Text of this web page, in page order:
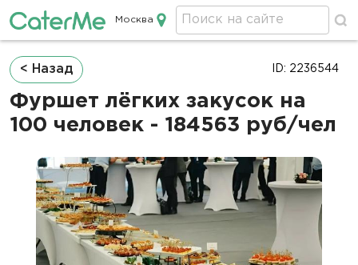
Кейтеринг в Москве
Москва
Строка
навигации
< Назад
Фуршет лёгких закусок на
100 человек - 184563 руб/чел
ID: 2236544